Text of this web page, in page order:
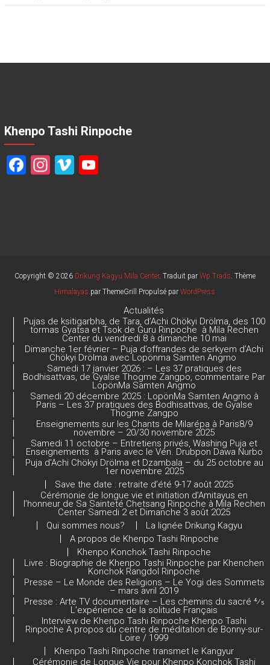
Khenpo Tashi Rinpoche
F In Vi Y
e
C
h
a
n
n
el
Copyright © 2026 Drikung Kagyu Mila Center. Traduit par Wp Trads . Thème
Himalayas par ThemeGrill Propulsé parWordPress
Actualités
Pujas de ksitigarbha, de Tara, d’Achi Chökyi Drölma, des 100
tormas Gyatsa et Tsok de Guru Rinpoche à Mila Rechen
Center du vendredi 8 à dimanche 10 mai
Dimanche 1er février – Puja d’offrandes de serkyem d’Achi
Chökyi Drölma avec Lopönma Samten Angmo
Samedi 17 janvier 2026 : – Les 37 pratiques des
Bodhisattvas, de Gyalse Thogme Zangpo, commentaire Par
LopönMa Samten Angmo
Samedi 20 décembre 2025 : LopönMa Samten Angmo à
Paris – Les 37 pratiques des Bodhisattvas, de Gyalse
Thogme Zangpo
Enseignements sur les Chants de Milarépa à Paris8/9
novembre – 20/30 novembre 2025
Samedi 11 octobre – Entretiens privés, Washing Puja et
Enseignements à Paris avec le Vén. Drubpon Dawa Nurbo
Puja d’Achi Chökyi Drölma et Dzambala – du 25 octobre au
1er novembre 2025
Save the date : retraite d’été 9-17 août 2025
Cérémonie de longue vie et initiation d’Amitayus en
l’honneur de Sa Sainteté Chetsang Rinpoche à Mila Rechen
Center Samedi 2 et Dimanche 3 août 2025
Qui sommes nous?
La lignée Drikung Kagyu
A propos de Khenpo Tashi Rinpoche
Khenpo Konchok Tashi Rinpoche
Livre : Biographie de Khenpo Tashi Rinpoche par Khenchen
Konchok Rangdol Rinpoche
Presse – Le Monde des Religions – Le Yogi des Sommets
– mars avril 2019
Presse : Arte TV documentaire – Les chemins du sacré 4⁄5
L’expérience de la solitude Français
Interview de Khenpo Tashi Rinpoche Khenpo Tashi
Rinpoche A propos du centre de méditation de Bonny-sur-
Loire / 1999
Khenpo Tashi Rinpoche transmet le Kangyur
Cérémonie de Longue Vie pour Khenpo Konchok Tashi